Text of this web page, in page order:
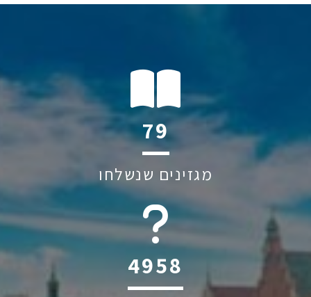
107
מגזינים שנשלחו
6045